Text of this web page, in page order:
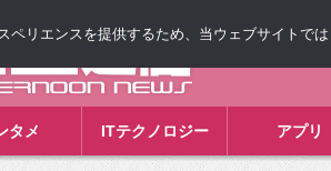
タメ ITテクノロジー アプリ
ペリエンスを提供するため、当ウェブサイトで